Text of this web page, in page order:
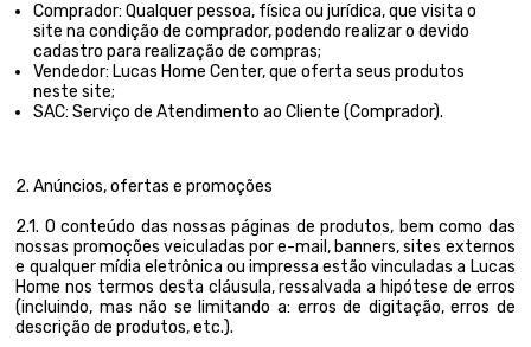
Comprador: Qualquer pessoa, física ou jurídica, que visita o
site na condição de comprador, podendo realizar o devido
cadastro para realização de compras;
Vendedor: Lucas Home Center, que oferta seus produtos
neste site;
SAC: Serviço de Atendimento ao Cliente (Comprador).
2. Anúncios, ofertas e promoções
2.1. O conteúdo das nossas páginas de produtos, bem como das
nossas promoções veiculadas por e-mail, banners, sites externos
e qualquer mídia eletrônica ou impressa estão vinculadas a Lucas
Home nos termos desta cláusula, ressalvada a hipótese de erros
(incluindo, mas não se limitando a: erros de digitação, erros de
descrição de produtos, etc.).